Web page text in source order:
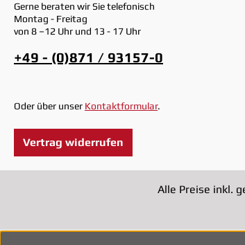
Gerne beraten wir Sie telefonisch
Montag - Freitag
von 8 –12 Uhr und 13 - 17 Uhr
+49 - (0)871 / 93157-0
Oder über unser Kontaktformular.
Vertrag widerrufen
Alle Preise inkl.